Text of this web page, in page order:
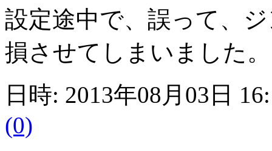
設定途中で、誤って、
損させてしまいました。
日時: 2013年08月03日
(0)